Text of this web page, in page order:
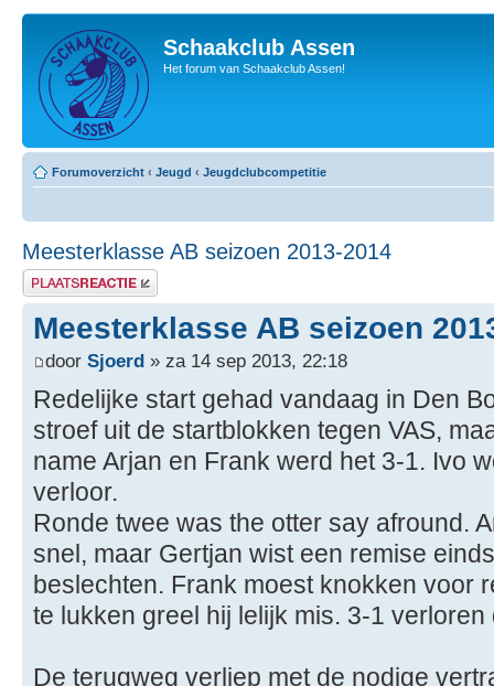
Schaakclub Assen
Het forum van Schaakclub Assen!
Forumoverzicht ‹ Jeugd ‹ Jeugdclubcompetitie
Meesterklasse AB seizoen 2013-2014
Plaats een reactie
Meesterklasse AB seizoen
door Sjoerd » za 14 sep 2013, 22:18
Redelijke start gehad vandaag in Den
stroef uit de startblokken tegen VAS,
name Arjan en Frank werd het 3-1. Ivo
verloor.
Ronde twee was the otter say afround.
snel, maar Gertjan wist een remise
beslechten. Frank moest knokken voor
te lukken greel hij lelijk mis. 3-1 verloren
De terugweg verliep met de nodige